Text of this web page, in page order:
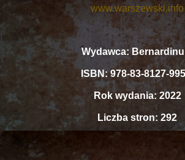
www.warszewski.info
Wydawca:
ISBN: 978-83-8127-
Rok wydania: 2022
Liczba stron: 292